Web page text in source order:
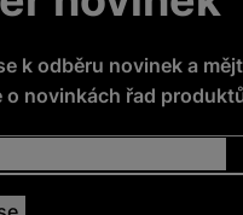
k odběru novinek a
o novinkách řad